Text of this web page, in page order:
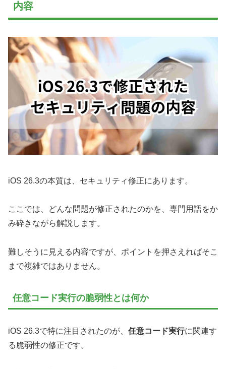
内容
iOS 26.3の本質は、セキュリティ修正にあります。
ここでは、どんな問題が修正されたのかを、専門用語をか
み砕きながら解説します。
難しそうに見える内容ですが、ポイントを押さえればそこ
まで複雑ではありません。
任意コード実行の脆弱性とは何か
iOS 26.3で特に注目されたのが、 任意コード実行に関連す
る脆弱性の修正です。